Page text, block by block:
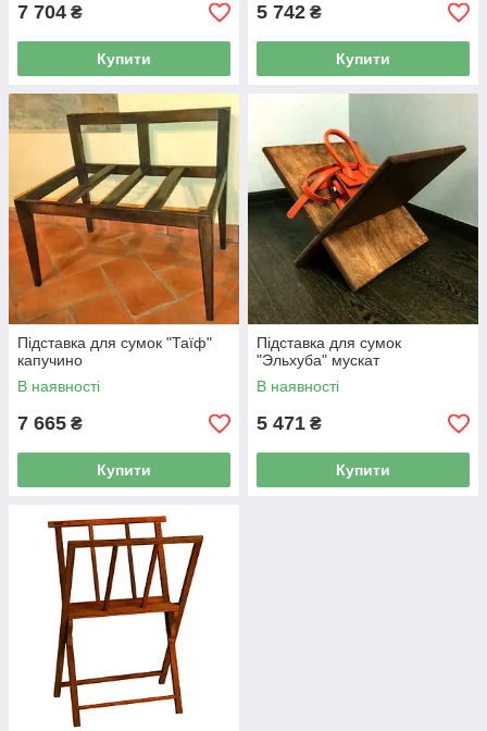
7 704 ₴
Купити
5 742 ₴
Купити
Підставка для сумок "Таїф"
капучино
В наявності
7 665 ₴
Купити
Підставка для сумок
"Эльхуба" мускат
В наявності
5 471 ₴
Купити